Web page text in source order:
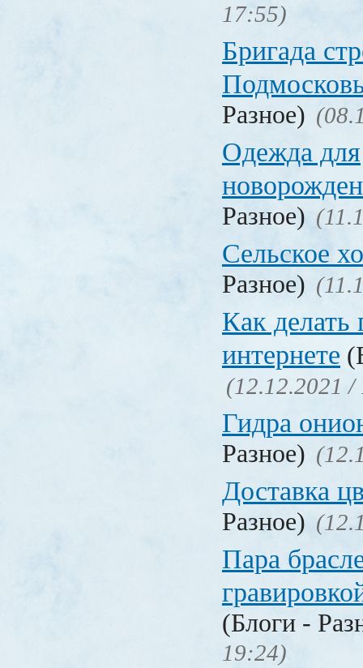
17:55)
Бригада
Разное)
Одежда для
Разное)
Сельское
Разное)
Как делать
интернете
(12.12.2021 /
Гидра
Разное)
Доставка
Разное)
Пара
(Блоги -
19:24)